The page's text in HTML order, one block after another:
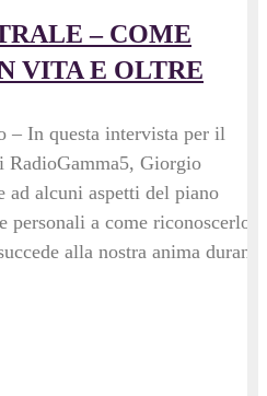
– COME
VITA E OLTRE
– In questa intervista per il
RadioGamma5, Giorgio
ad alcuni aspetti del piano
personali a come riconoscerlo e
alla nostra anima durante